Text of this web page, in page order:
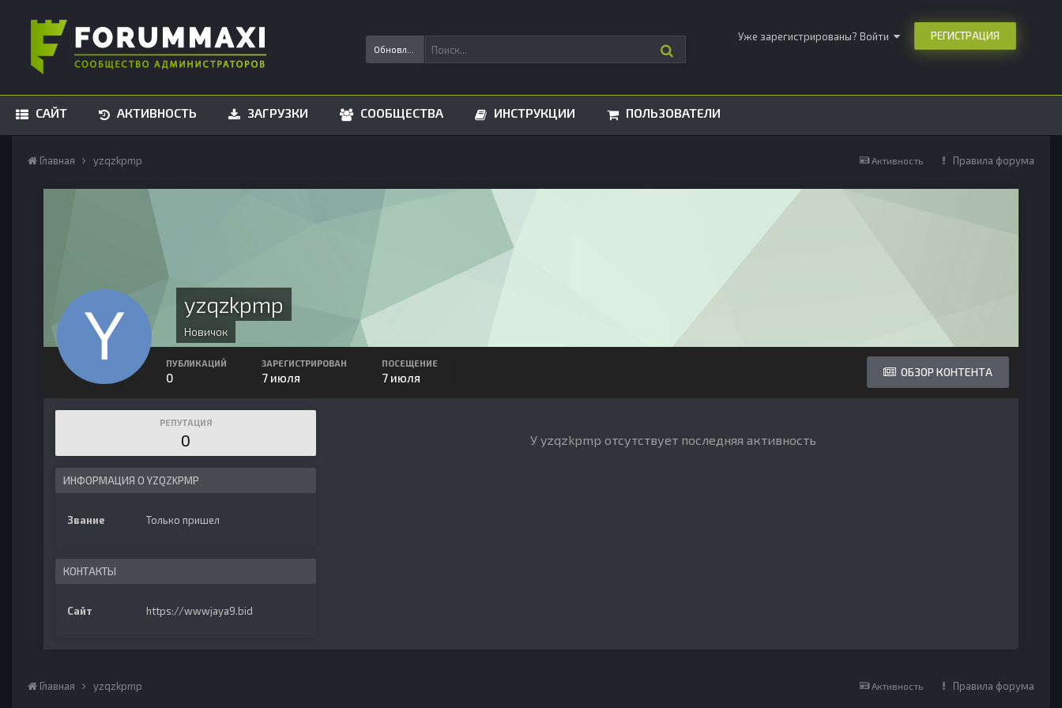
Уже зарегистрированы? Войти РЕГИСТРАЦИЯ
САЙТ АКТИВНОСТЬ ЗАГРУЗКИ СООБЩЕСТВА ИНСТРУКЦИИ ПОЛЬЗОВАТЕЛИ
Активность Правила форума
Главная yzqzkpmp
yzqzkpmp
Новичок
ОБЗОР КОНТЕНТА
ПУБЛИКАЦИЙ
0
ЗАРЕГИСТРИРОВАН
7 июля
ПОСЕЩЕНИЕ
7 июля
РЕПУТАЦИЯ
0
ИНФОРМАЦИЯ О YZQZKPMP
Звание Только пришел
КОНТАКТЫ
Сайт https://wwwjaya9.bid
У yzqzkpmp отсутствует последняя активность
Активность Правила форума
Главная yzqzkpmp